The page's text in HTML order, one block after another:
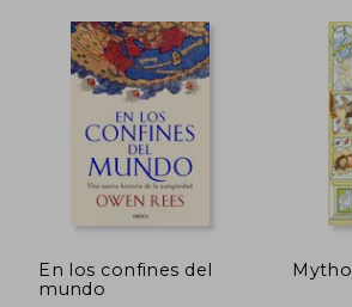
En los confines del
mundo